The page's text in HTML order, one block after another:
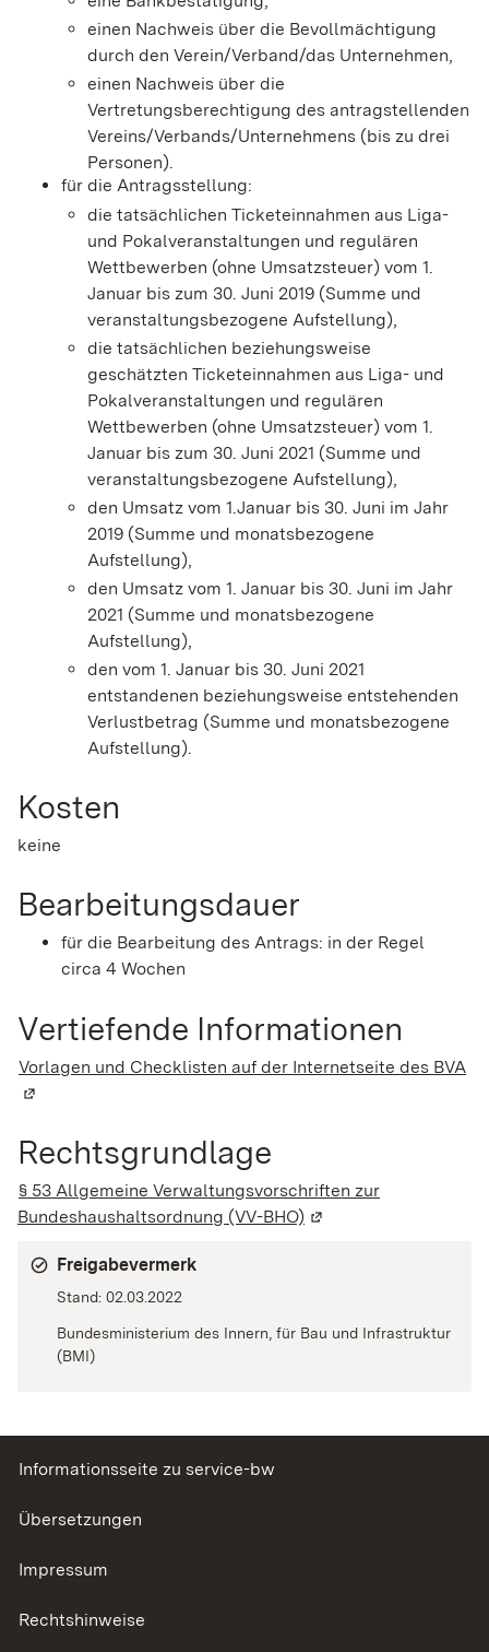
einen Nachweis über die Bevollmächtigung
durch den Verein/Verband/das Unternehmen,
einen Nachweis über die
Vertretungsberechtigung des antragstellenden
Vereins/Verbands/Unternehmens (bis zu drei
Personen).
für die Antragsstellung:
die tatsächlichen Ticketeinnahmen aus Liga-
und Pokalveranstaltungen und regulären
Wettbewerben (ohne Umsatzsteuer) vom 1.
Januar bis zum 30. Juni 2019 (Summe und
veranstaltungsbezogene Aufstellung),
die tatsächlichen beziehungsweise
geschätzten Ticketeinnahmen aus Liga- und
Pokalveranstaltungen und regulären
Wettbewerben (ohne Umsatzsteuer) vom 1.
Januar bis zum 30. Juni 2021 (Summe und
veranstaltungsbezogene Aufstellung),
den Umsatz vom 1.Januar bis 30. Juni im Jahr
2019 (Summe und monatsbezogene
Aufstellung),
den Umsatz vom 1. Januar bis 30. Juni im Jahr
2021 (Summe und monatsbezogene
Aufstellung),
den vom 1. Januar bis 30. Juni 2021
entstandenen beziehungsweise entstehenden
Verlustbetrag (Summe und monatsbezogene
Aufstellung).
Kosten
keine
Bearbeitungsdauer
für die Bearbeitung des Antrags: in der Regel
circa 4 Wochen
Vertiefende Informationen
Vorlagen und Checklisten auf der Internetseite des BVA
Rechtsgrundlage
§ 53 Allgemeine Verwaltungsvorschriften zur
Bundeshaushaltsordnung (VV-BHO) (Wird in einem neuen
Freigabevermerk
Stand: 02.03.2022
Bundesministerium des Innern, für Bau und Infrastruktur
(BMI)
Informationsseite zu service-bw
Übersetzungen
Impressum
Rechtshinweise